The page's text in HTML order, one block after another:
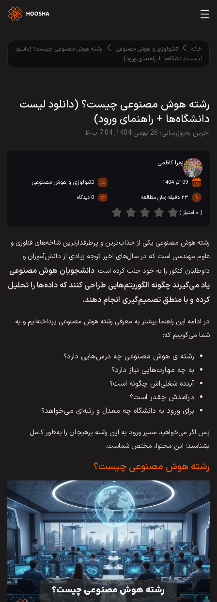
خانه تکنولوژی و هوش مصنوعی
رشته هوش مصنوعی چیست؟ (دانلود
لیست دانشگاه‌ها + راهنمای ورود)
رشته هوش مصنوعی چیست؟ (دانلود لیست
دانشگاه‌ها + راهنمای ورود)
آخرین به‌روزرسانی: 26 بهمن 1404, 7:04 ب.ظ
زهرا کاظمی
09 آذر 1404 تکنولوژی و هوش مصنوعی
۲۳ دقیقه زمان مطالعه
0 دیدگاه
( ۰ امتیاز )
رشته هوش مصنوعی یکی از جذاب‌ترین و پرطرفدارترین شاخه‌های فناوری و
علوم مهندسی است که در سال‌های اخیر توجه زیادی از دانش‌آموزان و
داوطلبان کنکور را به خود جلب کرده است. دانشجویان هوش مصنوعی
یاد می‌گیرند چگونه الگوریتم‌هایی طراحی کنند که داده‌ها را تحلیل
کرده و با منطق تصمیم‌گیری انجام دهند.
در ادامه این راهنما بیشتر به معرفی رشته هوش مصنوعی پرداخته‌ایم و به
شما می‌گوییم که:
رشته ی هوش مصنوعی چه درس‌هایی دارد؟
به چه مهارت‌هایی نیاز دارد؟
آینده شغلی‌اش چگونه است؟
درآمدش چقدر است؟
برای ورود به دانشگاه چه معدل و رتبه‌ای می‌خواهد؟
پس اگر می‌خواهید مسیر ورود به این رشته پرهیجان را به‌طور کامل
بشناسید؛ این محتوا، مختص شماست.
رشته هوش مصنوعی چیست؟